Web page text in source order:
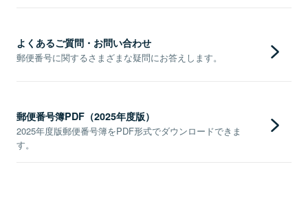
よくあるご質問・お問い合わせ
郵便番号に関するさまざまな疑問にお答えします。
郵便番号簿PDF（2025年度版）
2025年度版郵便番号簿をPDF形式でダウンロードできま
す。